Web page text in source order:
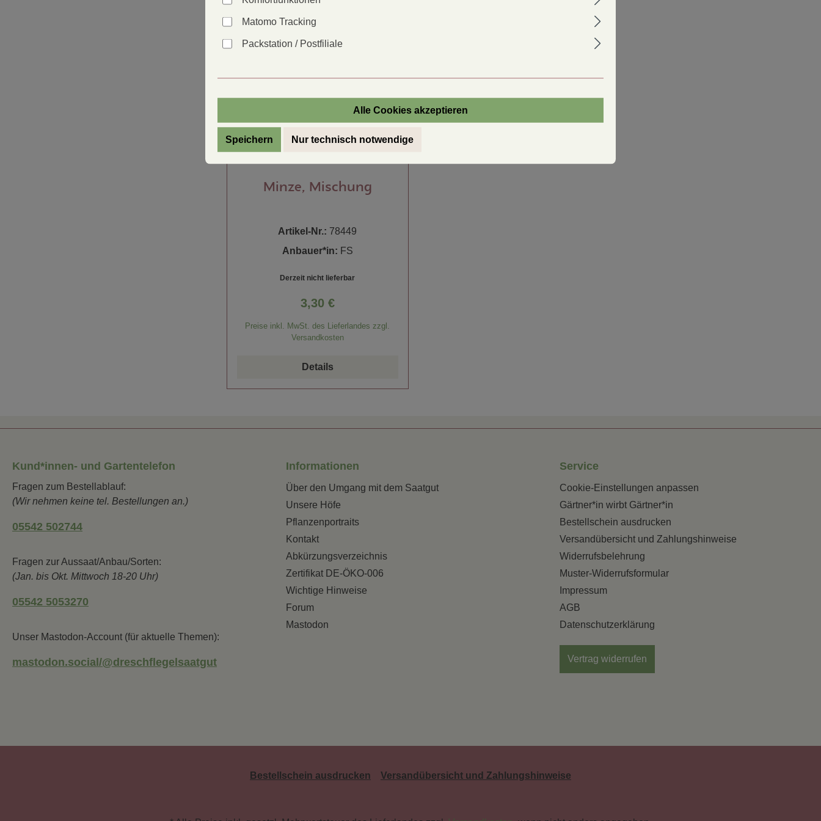
Minze, Mischung
Artikel-Nr.: 78449
Anbauer*in: FS
Derzeit nicht lieferbar
Regulärer Preis:
3,30 €
Preise inkl. MwSt. des Lieferlandes zzgl.
Versandkosten
Details
Kund*innen- und Gartentelefon
Fragen zum Bestellablauf:
(Wir nehmen keine tel. Bestellungen an.)
05542 502744
Fragen zur Aussaat/Anbau/Sorten:
(Jan. bis Okt. Mittwoch 18-20 Uhr)
05542 5053270
Unser Mastodon-Account (für aktuelle Themen):
mastodon.social/@dreschflegelsaatgut
Informationen
Über den Umgang mit dem Saatgut
Unsere Höfe
Pflanzenportraits
Kontakt
Abkürzungsverzeichnis
Zertifikat DE-ÖKO-006
Wichtige Hinweise
Forum
Mastodon
Service
Cookie-Einstellungen anpassen
Gärtner*in wirbt Gärtner*in
Bestellschein ausdrucken
Versandübersicht und Zahlungshinweise
Widerrufsbelehrung
Muster-Widerrufsformular
Impressum
AGB
Datenschutzerklärung
Vertrag widerrufen
Bestellschein ausdrucken Versandübersicht und Zahlungshinweise
Matomo Tracking
Packstation / Postfiliale
Alle Cookies akzeptieren
Speichern Nur technisch notwendige